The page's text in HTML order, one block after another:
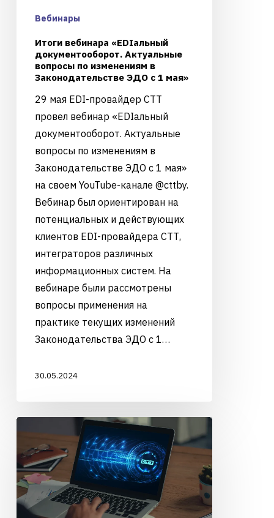
Вебинары
Итоги вебинара «EDIальный
документооборот. Актуальные
вопросы по изменениям в
Законодательстве ЭДО с 1 мая»
29 мая EDI-провайдер СТТ
провел вебинар «EDIальный
документооборот. Актуальные
вопросы по изменениям в
Законодательстве ЭДО с 1 мая»
на своем YouTube-канале @cttby.
Вебинар был ориентирован на
потенциальных и действующих
клиентов EDI-провайдера СТТ,
интеграторов различных
информационных систем. На
вебинаре были рассмотрены
вопросы применения на
практике текущих изменений
Законодательства ЭДО с 1…
30.05.2024